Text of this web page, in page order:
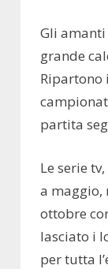
Gli
grande
Ripartono
partita
Le serie
a maggio,
ottobre
lasciato i
per tutta